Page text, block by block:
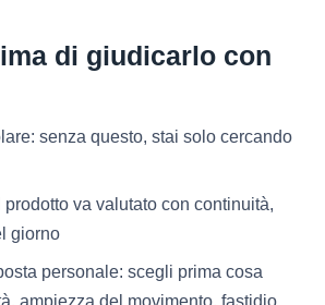
di giudicarlo con
senza questo, stai solo cercando
va valutato con continuità,
giorno
personale: scegli prima cosa
ampiezza del movimento, fastidio